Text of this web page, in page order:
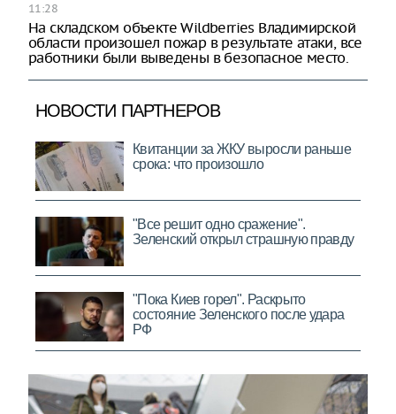
11:28
На складском объекте Wildberries Владимирской
области произошел пожар в результате атаки, все
работники были выведены в безопасное место.